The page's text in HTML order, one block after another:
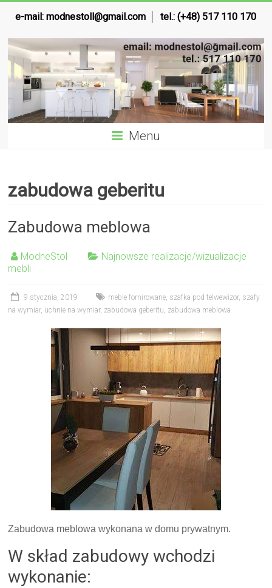
e-mail:modnestoll@gmail.com tel.: (+48) 517 110 170
Menu
zabudowa geberitu
Zabudowa meblowa
ModneStol
Najnowsze realizacje/wizualizacje
mebli
9 stycznia, 2019 meble fornirowane, szafka pod telwewizor, szafy
na wymiar, uchnie na wymiar, zabudowa geberitu, zabudowa meblowa
Zabudowa meblowa wykonana w domu prywatnym.
W skład zabudowy wchodzi
wykonanie: